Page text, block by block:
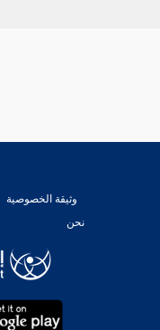
وثيقة الخصوصية
نحن